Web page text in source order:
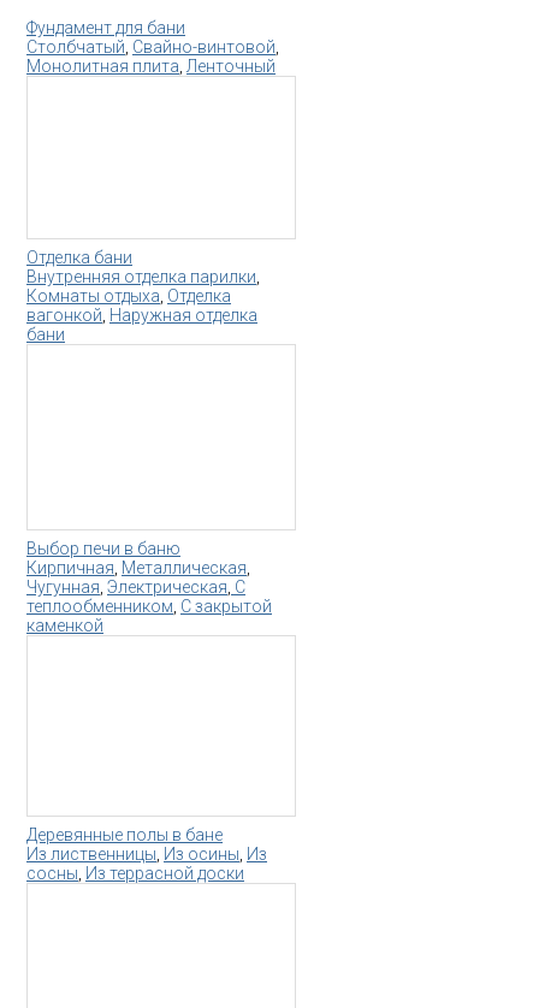
Фундамент для бани
Столбчатый Свайно-винтовой
Монолитная плита Ленточный
Отделка бани
Внутренняя отделка парилки
Комнаты отдыха Отделка
вагонкой Наружная отделка
бани
Выбор печи в баню
Кирпичная Металлическая
Чугунная Электрическая С
теплообменником С закрытой
каменкой
Деревянные полы в бане
Из лиственницы Из осины Из
сосны Из террасной доски